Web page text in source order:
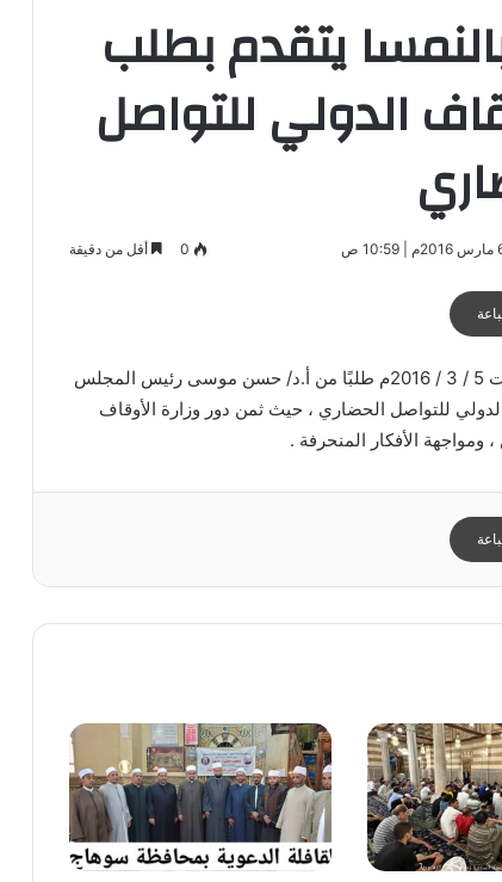
يتقدم بطلب
الدولي للتواصل
0 أقل من دقيقة
تلقى معالي وزير الأوقاف أ.د/ محمد مختار جمعة يوم السبت 5 / 3 / 2016م طلبًا من أ.د/ حسن موسى رئيس المجلس
للتواصل الحضاري ، حيث ثمن دور وزارة الأوقاف
الأفكار المنحرفة .